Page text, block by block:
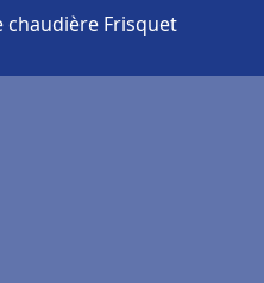
chaudière Frisquet